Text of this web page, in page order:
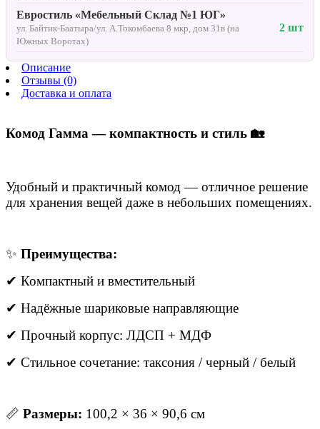
Евростиль «Мебельный Склад №1 ЮГ»
ул. Байтик-Баатыра/ул. А.Токомбаева 8 мкр, дом 31в (на
Южных Воротах)
2 шт
Описание
Отзывы (0)
Доставка и оплата
Комод Гамма — компактность и стиль 🏡
Удобный и практичный комод — отличное решение
для хранения вещей даже в небольших помещениях.
✨ Преимущества:
✔ Компактный и вместительный
✔ Надёжные шариковые направляющие
✔ Прочный корпус: ЛДСП + МДФ
✔ Стильное сочетание: таксония / черный / белый
📏 Размеры: 100,2 × 36 × 90,6 см